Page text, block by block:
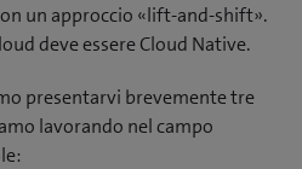
un approccio «lift-and-shift».
deve essere Cloud Native.
presentarvi brevemente tre
lavorando nel campo